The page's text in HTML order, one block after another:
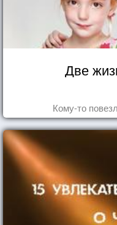
Две
Кому-то